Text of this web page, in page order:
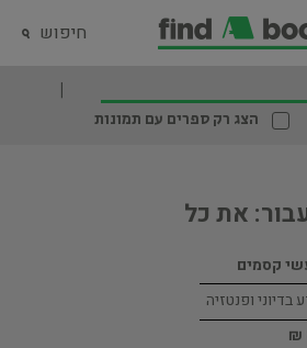
חיפוש
הצג רק ספרים עם תמונות
את כל
קסמים
בדיוני ופנטזיה